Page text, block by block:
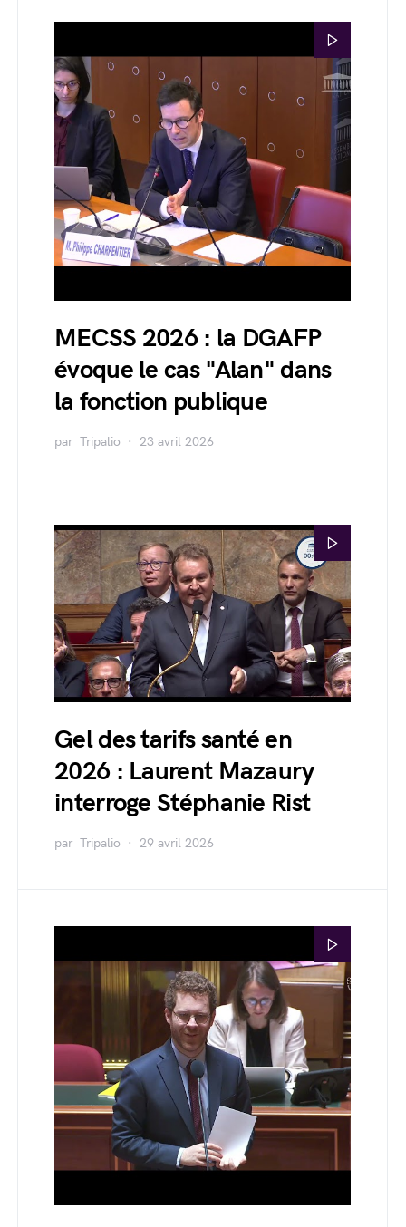
MECSS 2026 : la DGAFP
évoque le cas "Alan" dans
la fonction publique
par Tripalio 23 avril 2026
Gel des tarifs santé en
2026 : Laurent Mazaury
interroge Stéphanie Rist
par Tripalio 29 avril 2026